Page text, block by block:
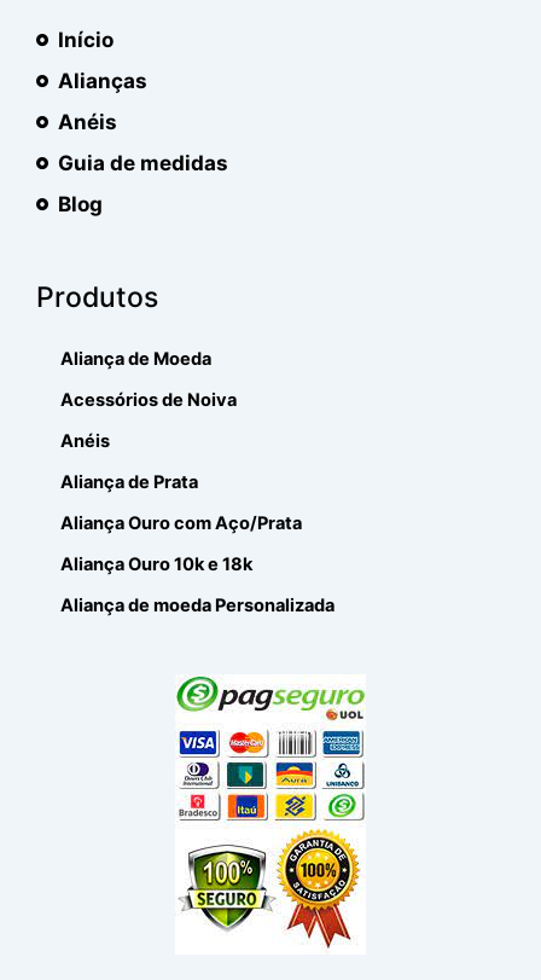
Início
Alianças
Anéis
Guia de medidas
Blog
Produtos
Aliança de Moeda
Acessórios de Noiva
Anéis
Aliança de Prata
Aliança Ouro com Aço/Prata
Aliança Ouro 10k e 18k
Aliança de moeda Personalizada